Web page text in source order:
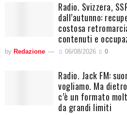
Radio. Svizzera,
dall’autunno:
costosa
contenuti e
by Redazione 06/08/2026 0
Radio. Jack FM:
vogliamo. Ma
c’è un formato
da grandi limiti